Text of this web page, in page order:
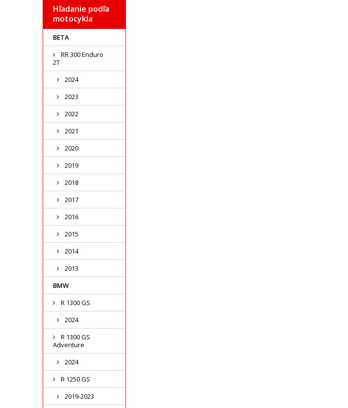
Hľadanie podľa
motocykla
BETA
RR 300 Enduro
2T
2024
2023
2022
2021
2020
2019
2018
2017
2016
2015
2014
2013
BMW
R 1300 GS
2024
R 1300 GS
Adventure
2024
R 1250 GS
2019-2023